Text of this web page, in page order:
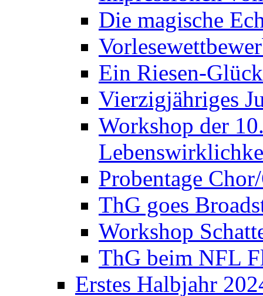
Die magische
Ein Riesen-
Vierzigjähriges
Workshop der
Probentage
ThG goes
Workshop
ThG beim NFL
Erstes Halbjahr